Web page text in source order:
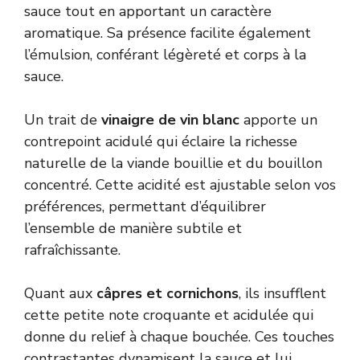
sauce tout en apportant un caractère
aromatique. Sa présence facilite également
l’émulsion, conférant légèreté et corps à la
sauce.
Un trait de vinaigre de vin blanc apporte un
contrepoint acidulé qui éclaire la richesse
naturelle de la viande bouillie et du bouillon
concentré. Cette acidité est ajustable selon vos
préférences, permettant d’équilibrer
l’ensemble de manière subtile et
rafraîchissante.
Quant aux câpres et cornichons, ils insufflent
cette petite note croquante et acidulée qui
donne du relief à chaque bouchée. Ces touches